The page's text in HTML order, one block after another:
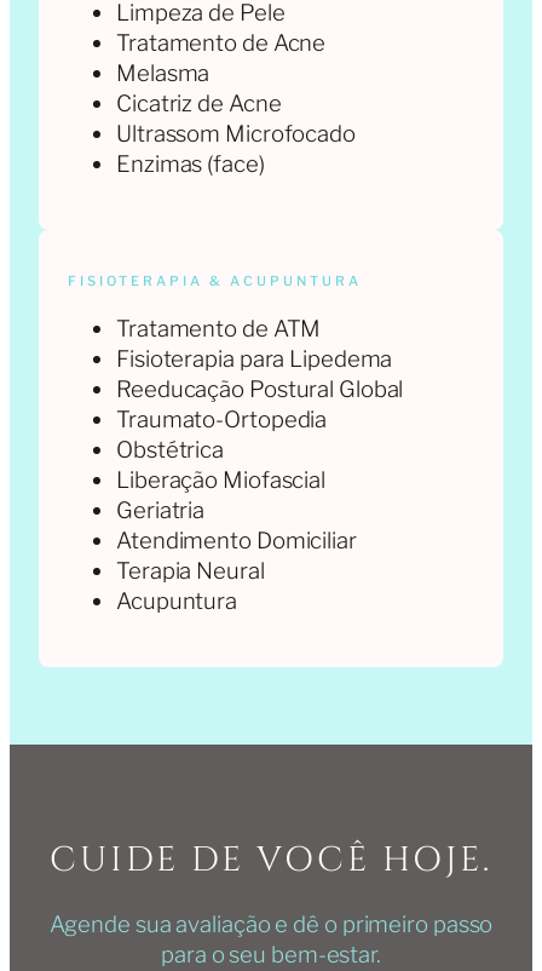
Limpeza de Pele
Tratamento de Acne
Melasma
Cicatriz de Acne
Ultrassom Microfocado
Enzimas (face)
FISIOTERAPIA & ACUPUNTURA
Tratamento de ATM
Fisioterapia para Lipedema
Reeducação Postural Global
Traumato-Ortopedia
Obstétrica
Liberação Miofascial
Geriatria
Atendimento Domiciliar
Terapia Neural
Acupuntura
CUIDE DE VOCÊ HOJE.
Agende sua avaliação e dê o primeiro passo
para o seu bem-estar.